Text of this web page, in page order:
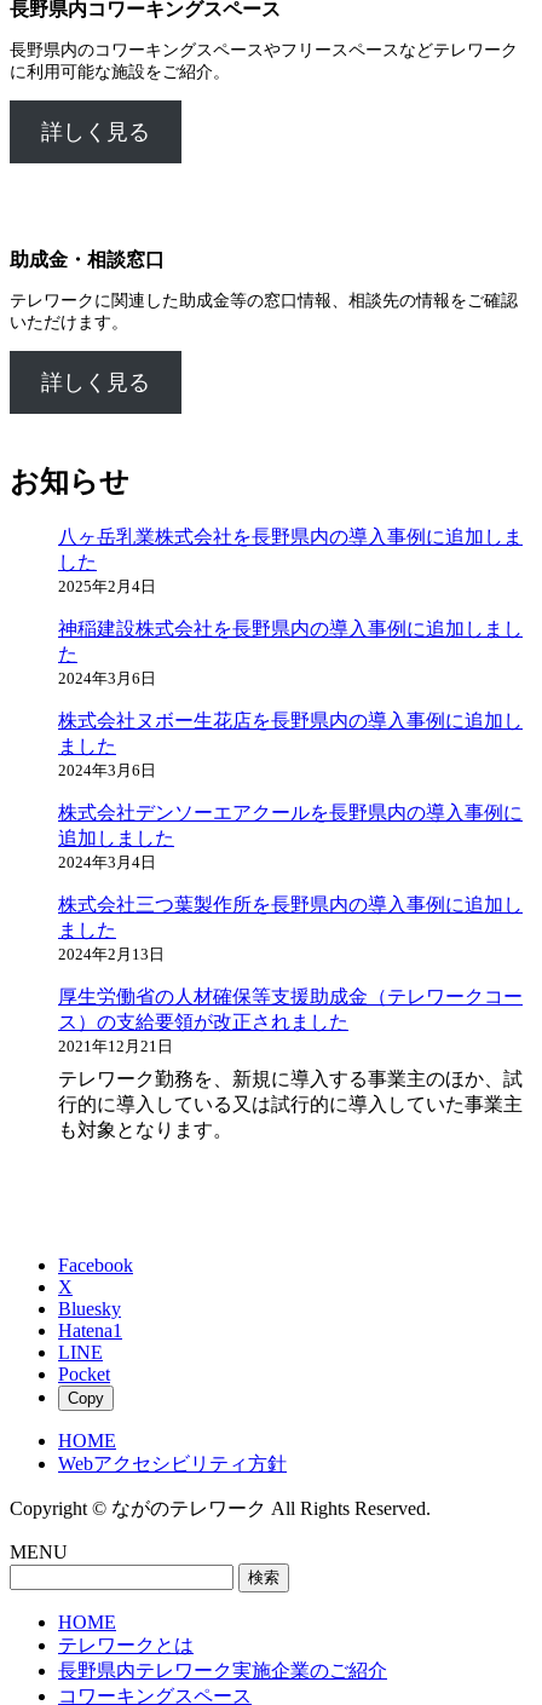
長野県内コワーキングスペース
長野県内のコワーキングスペースやフリースペースなどテレワーク
に利用可能な施設をご紹介。
詳しく見る
助成金・相談窓口
テレワークに関連した助成金等の窓口情報、相談先の情報をご確認
いただけます。
詳しく見る
お知らせ
八ヶ岳乳業株式会社を長野県内の導入事例に追加しま
した
2025年2月4日
神稲建設株式会社を長野県内の導入事例に追加しまし
た
2024年3月6日
株式会社ヌボー生花店を長野県内の導入事例に追加し
ました
2024年3月6日
株式会社デンソーエアクールを長野県内の導入事例に
追加しました
2024年3月4日
株式会社三つ葉製作所を長野県内の導入事例に追加し
ました
2024年2月13日
厚生労働省の人材確保等支援助成金（テレワークコー
ス）の支給要領が改正されました
2021年12月21日
テレワーク勤務を、新規に導入する事業主のほか、試
行的に導入している又は試行的に導入していた事業主
も対象となります。
Facebook
X
Bluesky
Hatena1
LINE
Pocket
Copy
HOME
Webアクセシビリティ方針
Copyright © ながのテレワーク All Rights Reserved.
MENU
HOME
テレワークとは
長野県内テレワーク実施企業のご紹介
コワーキングスペース